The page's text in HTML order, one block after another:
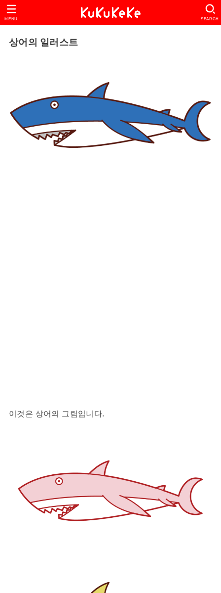
SEARCH
MENU
상어의 일러스트
이것은 상어의 그림입니다.